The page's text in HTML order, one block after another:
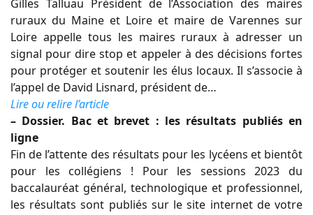
Gilles Talluau Président de l’Association des maires
ruraux du Maine et Loire et maire de Varennes sur
Loire appelle tous les maires ruraux à adresser un
signal pour dire stop et appeler à des décisions fortes
pour protéger et soutenir les élus locaux. Il s’associe à
l’appel de David Lisnard, président de…
Lire ou relire l’article
– Dossier. Bac et brevet : les résultats publiés en
ligne
Fin de l’attente des résultats pour les lycéens et bientôt
pour les collégiens ! Pour les sessions 2023 du
baccalauréat général, technologique et professionnel,
les résultats sont publiés sur le site internet de votre